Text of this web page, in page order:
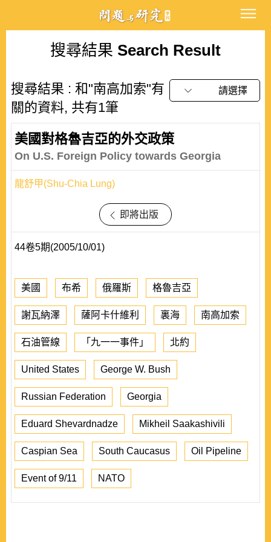
搜尋結果 Search Result
搜尋結果 : 和"南高加索"有
關的資料, 共有1筆
請選擇
美國對格魯吉亞的外交政策
On U.S. Foreign Policy towards Georgia
龍舒甲(Shu-Chia Lung)
即將出版
44卷5期(2005/10/01)
美國 布希 俄羅斯 格魯吉亞
謝瓦納澤 薩阿卡什維利 裏海 南高加索
石油管線 「九一一事件」 北約
United States George W. Bush
Russian Federation Georgia
Eduard Shevardnadze Mikheil Saakashivili
Caspian Sea South Caucasus Oil Pipeline
Event of 9/11 NATO